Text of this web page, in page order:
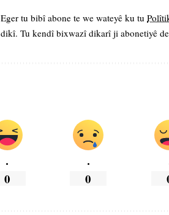
Eger tu bibî abone te we wateyê ku tu
dikî. Tu kendî bixwazî dikarî ji abonetiyê
.
0
.
0